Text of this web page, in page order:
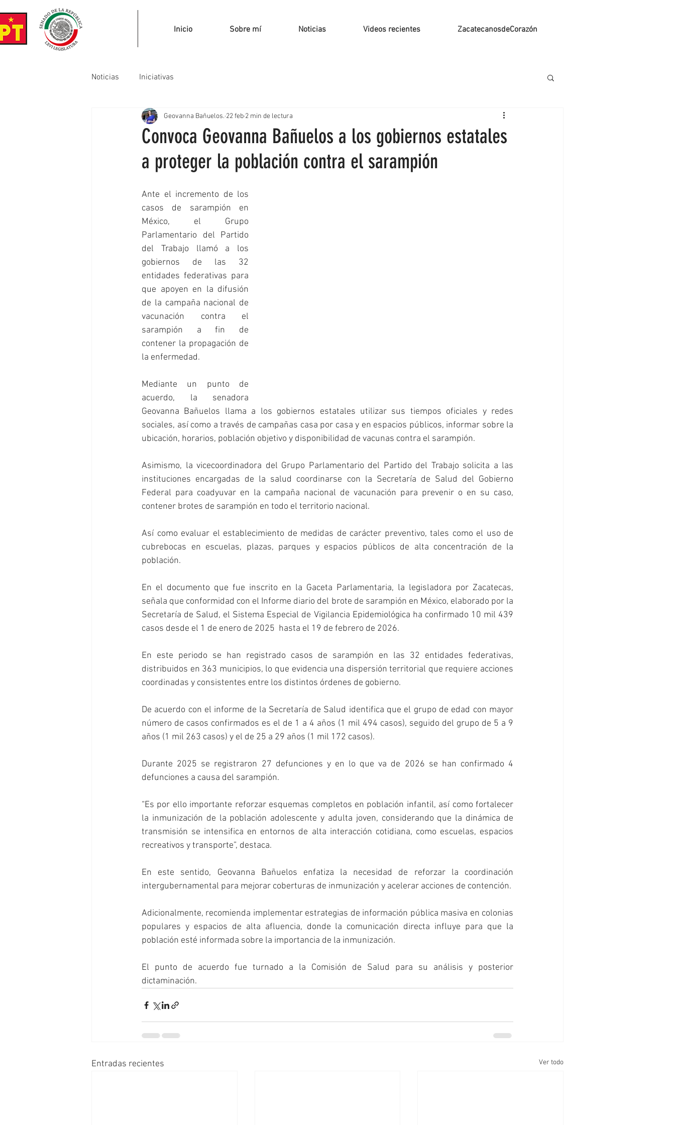
Inicio Sobre mí Noticias Videos recientes ZacatecanosdeCorazón
Noticias Iniciativas
Convoca Geovanna Bañuelos a los gobiernos estatales
a proteger la población contra el sarampión
Geovanna Bañuelos. 22 feb 2 min de lectura
Ante el incremento de los
casos de sarampión en
México, el Grupo
Parlamentario del Partido
del Trabajo llamó a los
gobiernos de las 32
entidades federativas para
que apoyen en la difusión
de la campaña nacional de
vacunación contra el
sarampión a fin de
contener la propagación de
la enfermedad.
Mediante un punto de
acuerdo, la senadora
Geovanna Bañuelos llama a los gobiernos estatales utilizar sus tiempos oficiales y redes
sociales, así como a través de campañas casa por casa y en espacios públicos, informar sobre la
ubicación, horarios, población objetivo y disponibilidad de vacunas contra el sarampión.
Asimismo, la vicecoordinadora del Grupo Parlamentario del Partido del Trabajo solicita a las
instituciones encargadas de la salud coordinarse con la Secretaría de Salud del Gobierno
Federal para coadyuvar en la campaña nacional de vacunación para prevenir o en su caso,
contener brotes de sarampión en todo el territorio nacional.
Así como evaluar el establecimiento de medidas de carácter preventivo, tales como el uso de
cubrebocas en escuelas, plazas, parques y espacios públicos de alta concentración de la
población.
En el documento que fue inscrito en la Gaceta Parlamentaria, la legisladora por Zacatecas,
señala que conformidad con el Informe diario del brote de sarampión en México, elaborado por la
Secretaría de Salud, el Sistema Especial de Vigilancia Epidemiológica ha confirmado 10 mil 439
casos desde el 1 de enero de 2025  hasta el 19 de febrero de 2026.
En este periodo se han registrado casos de sarampión en las 32 entidades federativas,
distribuidos en 363 municipios, lo que evidencia una dispersión territorial que requiere acciones
coordinadas y consistentes entre los distintos órdenes de gobierno.
De acuerdo con el informe de la Secretaría de Salud identifica que el grupo de edad con mayor
número de casos confirmados es el de 1 a 4 años (1 mil 494 casos), seguido del grupo de 5 a 9
años (1 mil 263 casos) y el de 25 a 29 años (1 mil 172 casos).
Durante 2025 se registraron 27 defunciones y en lo que va de 2026 se han confirmado 4
defunciones a causa del sarampión.
“Es por ello importante reforzar esquemas completos en población infantil, así como fortalecer
la inmunización de la población adolescente y adulta joven, considerando que la dinámica de
transmisión se intensifica en entornos de alta interacción cotidiana, como escuelas, espacios
recreativos y transporte”, destaca.
En este sentido, Geovanna Bañuelos enfatiza la necesidad de reforzar la coordinación
intergubernamental para mejorar coberturas de inmunización y acelerar acciones de contención.
Adicionalmente, recomienda implementar estrategias de información pública masiva en colonias
populares y espacios de alta afluencia, donde la comunicación directa influye para que la
población esté informada sobre la importancia de la inmunización.
El punto de acuerdo fue turnado a la Comisión de Salud para su análisis y posterior
dictaminación.
Entradas recientes Ver todo